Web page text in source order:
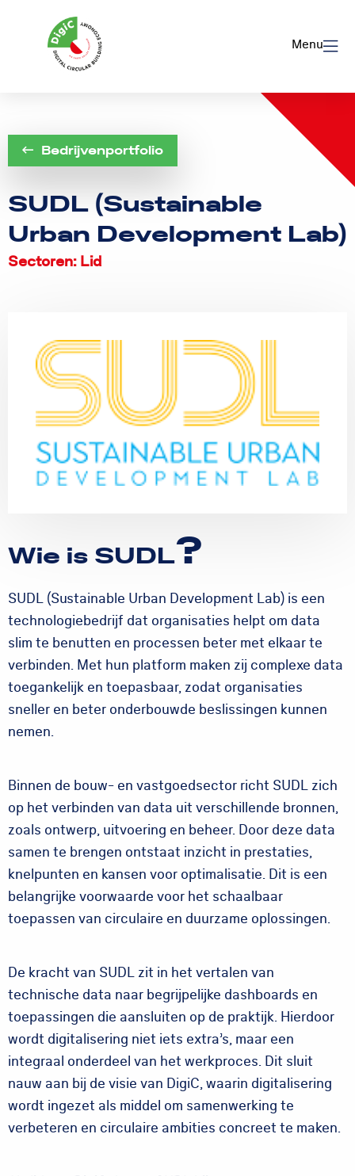
Utrecht
Menu
Bedrijvenportfolio
SUDL (Sustainable
Urban Development Lab)
Sectoren: Lid
Wie is SUDL?
SUDL (Sustainable Urban Development Lab) is een
technologiebedrijf dat organisaties helpt om data
slim te benutten en processen beter met elkaar te
verbinden. Met hun platform maken zij complexe data
toegankelijk en toepasbaar, zodat organisaties
sneller en beter onderbouwde beslissingen kunnen
nemen.
Binnen de bouw- en vastgoedsector richt SUDL zich
op het verbinden van data uit verschillende bronnen,
zoals ontwerp, uitvoering en beheer. Door deze data
samen te brengen ontstaat inzicht in prestaties,
knelpunten en kansen voor optimalisatie. Dit is een
belangrijke voorwaarde voor het schaalbaar
toepassen van circulaire en duurzame oplossingen.
De kracht van SUDL zit in het vertalen van
technische data naar begrijpelijke dashboards en
toepassingen die aansluiten op de praktijk. Hierdoor
wordt digitalisering niet iets extra’s, maar een
integraal onderdeel van het werkproces. Dit sluit
nauw aan bij de visie van DigiC, waarin digitalisering
wordt ingezet als middel om samenwerking te
verbeteren en circulaire ambities concreet te maken.